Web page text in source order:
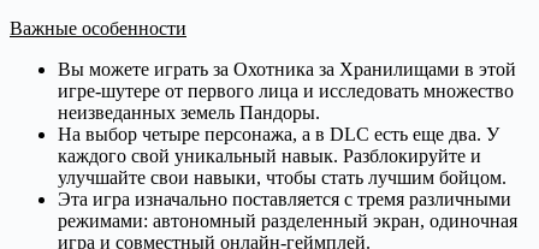
Важные особенности
Вы можете играть за Охотника за Хранилищами в этой
игре-шутере от первого лица и исследовать множество
неизведанных земель Пандоры.
На выбор четыре персонажа, а в DLC есть еще два. У
каждого свой уникальный навык. Разблокируйте и
улучшайте свои навыки, чтобы стать лучшим бойцом.
Эта игра изначально поставляется с тремя различными
режимами: автономный разделенный экран, одиночная
игра и совместный онлайн-геймплей.